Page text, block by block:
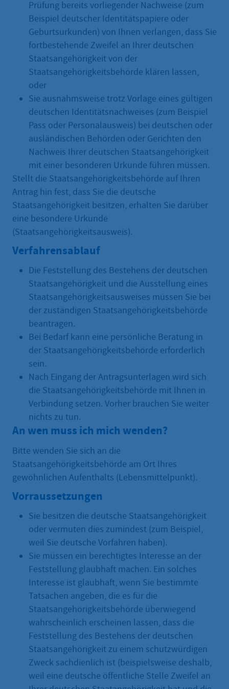
Prüfung bereits vorliegender Nachweise (zum
Beispiel deutscher Identitätspapiere oder
Geburtsurkunden) von Ihnen verlangen, dass Sie
fortbestehende Zweifel an Ihrer deutschen
Staatsangehörigkeit von der
Staatsangehörigkeitsbehörde klären lassen,
oder
Sie ausnahmsweise trotz Vorlage eines gültigen
deutschen Identitätsnachweises (zum Beispiel
Pass oder Personalausweis) bei deutschen oder
ausländischen Behörden oder Gerichten den
Nachweis Ihrer deutschen Staatsangehörigkeit
mit einer besonderen Urkunde führen müssen.
Stellt die Staatsangehörigkeitsbehörde auf Ihren
Antrag hin fest, dass Sie die deutsche
Staatsangehörigkeit besitzen, erhalten Sie darüber
eine besondere Urkunde
(Staatsangehörigkeitsausweis).
Verfahrensablauf
Die Feststellung des Bestehens der deutschen
Staatsangehörigkeit und die Ausstellung eines
Staatsangehörigkeitsausweises müssen Sie bei
der zuständigen Staatsangehörigkeitsbehörde
beantragen.
Bei Bedarf kann eine persönliche Beratung in
der Staatsangehörigkeitsbehörde erforderlich
sein.
Nach Eingang der Antragsunterlagen wird sich
die Staatsangehörigkeitsbehörde mit Ihnen in
Verbindung setzen. Vorher brauchen Sie weiter
nichts zu tun.
An wen muss ich mich wenden?
Bitte wenden Sie sich an die
Staatsangehörigkeitsbehörde am Ort Ihres
gewöhnlichen Aufenthalts (Lebensmittelpunkt).
Vorraussetzungen
Sie besitzen die deutsche Staatsangehörigkeit
oder vermuten dies zumindest (zum Beispiel,
weil Sie deutsche Vorfahren haben).
Sie müssen ein berechtigtes Interesse an der
Feststellung glaubhaft machen. Ein solches
Interesse ist glaubhaft, wenn Sie bestimmte
Tatsachen angeben, die es für die
Staatsangehörigkeitsbehörde überwiegend
wahrscheinlich erscheinen lassen, dass die
Feststellung des Bestehens der deutschen
Staatsangehörigkeit zu einem schutzwürdigen
Zweck sachdienlich ist (beispielsweise deshalb,
weil eine deutsche öffentliche Stelle Zweifel an